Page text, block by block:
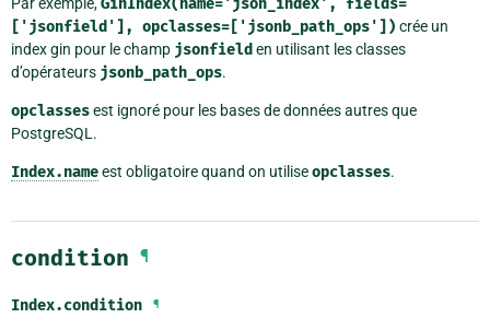
GinIndex(name='json_index',
fields=
['jsonfield'], opclasses=['jsonb_path_ops']) crée un
index gin pour le champ jsonfield en utilisant les classes
d’opérateurs jsonb_path_ops.
opclassesest ignoré pour les bases de données autres que
PostgreSQL.
Index.nameest obligatoire quand on utiliseopclasses.
condition ¶
Index.condition ¶